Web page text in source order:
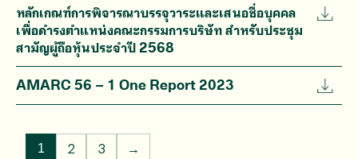
หลักเกณฑ์การพิจารณาบรรจุวาระและเสนอชื่อบุคคล
เพื่อดำรงตำแหน่งคณะกรรมการบริษัท สำหรับประชุม
สามัญผู้ถือหุ้นประจำปี 2568
AMARC 56 – 1 One Report 2023
1 2 3 →